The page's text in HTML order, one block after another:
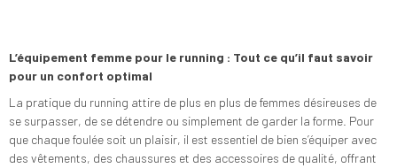
L’équipement femme pour le running : Tout ce qu’il faut savoir
pour un confort optimal
La pratique du running attire de plus en plus de femmes désireuses de
se surpasser, de se détendre ou simplement de garder la forme. Pour
que chaque foulée soit un plaisir, il est essentiel de bien s’équiper avec
des vêtements, des chaussures et des accessoires de qualité, offrant